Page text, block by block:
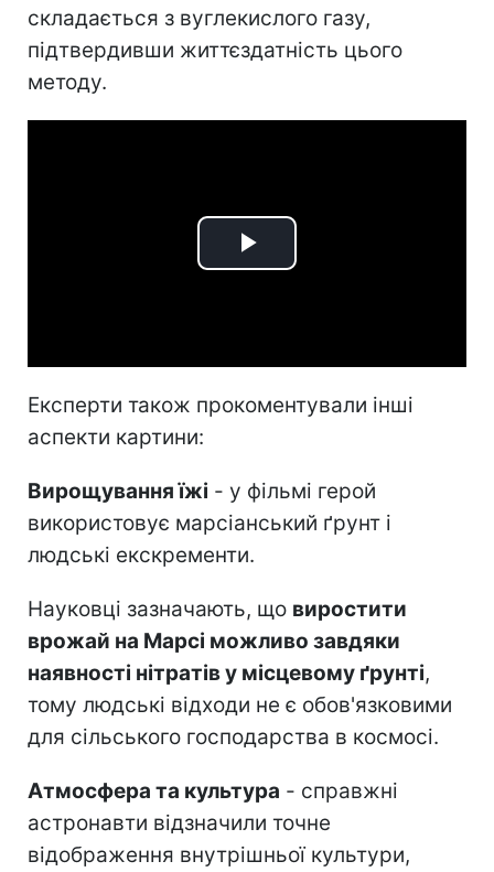
складається з вуглекислого газу,
підтвердивши життєздатність цього
методу.
Play
Експерти також прокоментували інші
аспекти картини:
Вирощування їжі - у фільмі герой
використовує марсіанський ґрунт і
людські екскременти.
Науковці зазначають, що виростити
врожай на Марсі можливо завдяки
наявності нітратів у місцевому ґрунті,
тому людські відходи не є обов'язковими
для сільського господарства в космосі.
Атмосфера та культура - справжні
астронавти відзначили точне
відображення внутрішньої культури,